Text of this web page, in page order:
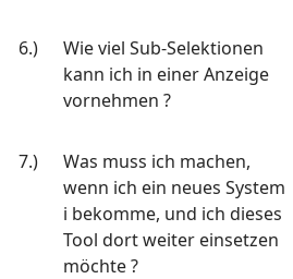
6.)
Wie viel Sub-Selektionen
kann ich in einer Anzeige
vornehmen ?
7.)
Was muss ich machen,
wenn ich ein neues System
i bekomme, und ich dieses
Tool dort weiter einsetzen
möchte ?